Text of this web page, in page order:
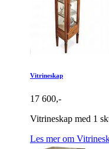
Vitrineskap
17 600,-
Vitrineskap med 1
Les mer om